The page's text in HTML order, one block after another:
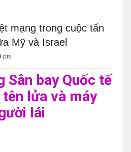
mạng trong cuộc tấn
Mỹ và Israel
pm
Sân bay Quốc tế
lửa và máy
lái